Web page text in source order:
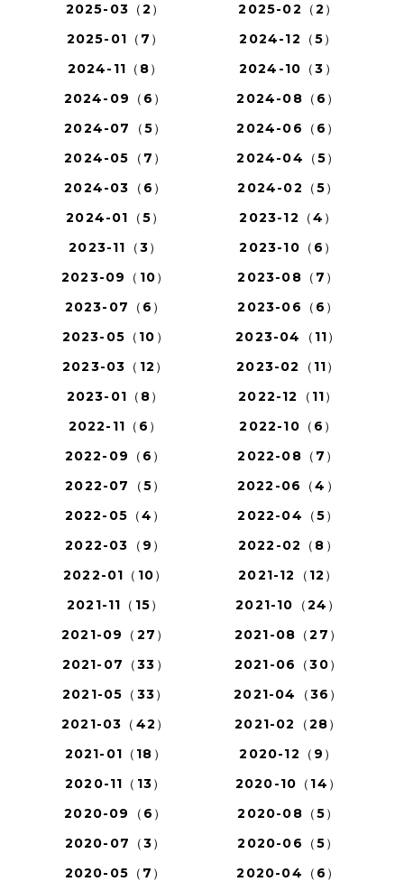
2025-03（2）
2025-02（2）
2025-01（7）
2024-12（5）
2024-11（8）
2024-10（3）
2024-09（6）
2024-08（6）
2024-07（5）
2024-06（6）
2024-05（7）
2024-04（5）
2024-03（6）
2024-02（5）
2024-01（5）
2023-12（4）
2023-11（3）
2023-10（6）
2023-09（10）
2023-08（7）
2023-07（6）
2023-06（6）
2023-05（10）
2023-04（11）
2023-03（12）
2023-02（11）
2023-01（8）
2022-12（11）
2022-11（6）
2022-10（6）
2022-09（6）
2022-08（7）
2022-07（5）
2022-06（4）
2022-05（4）
2022-04（5）
2022-03（9）
2022-02（8）
2022-01（10）
2021-12（12）
2021-11（15）
2021-10（24）
2021-09（27）
2021-08（27）
2021-07（33）
2021-06（30）
2021-05（33）
2021-04（36）
2021-03（42）
2021-02（28）
2021-01（18）
2020-12（9）
2020-11（13）
2020-10（14）
2020-09（6）
2020-08（5）
2020-07（3）
2020-06（5）
2020-05（7）
2020-04（6）